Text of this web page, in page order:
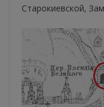
Старокиевской,